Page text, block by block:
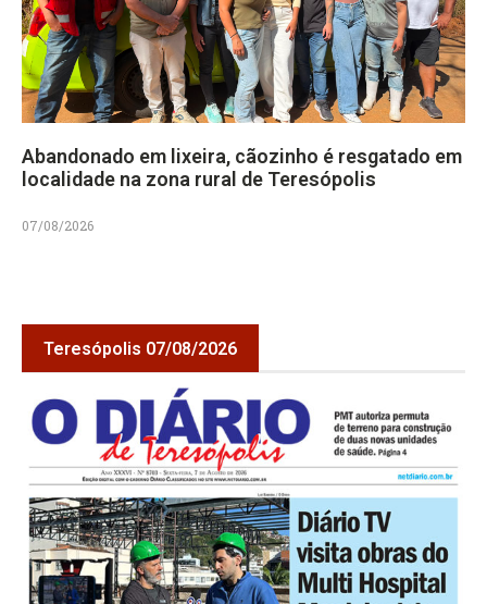
Abandonado em lixeira, cãozinho é resgatado em
localidade na zona rural de Teresópolis
07/08/2026
Teresópolis 07/08/2026